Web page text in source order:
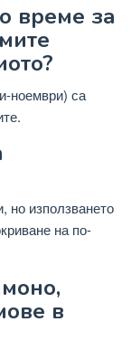
време за
ноември) са
но използването
на по-
в